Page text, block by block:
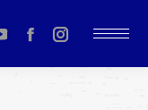
Facebook
page
Instagram
page